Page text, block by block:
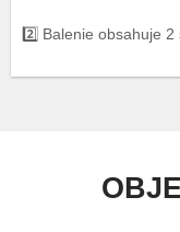
2️⃣ Balenie obsahuje